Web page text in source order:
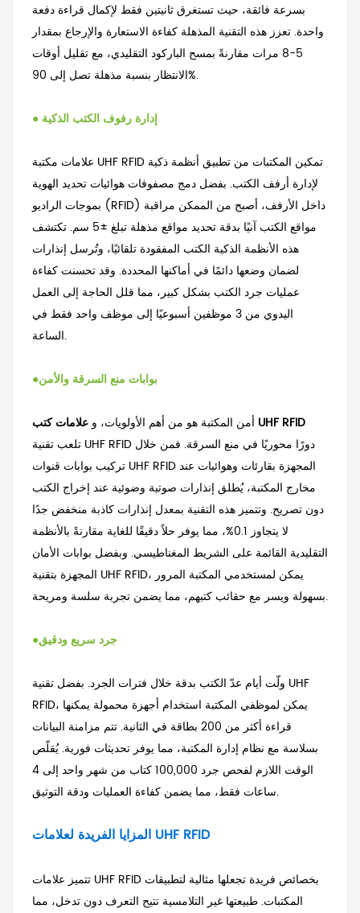
بسرعة فائقة، حيث تستغرق ثانيتين فقط لإكمال قراءة دفعة
واحدة. تعزز هذه التقنية المذهلة كفاءة الاستعارة والإرجاع بمقدار
5-8 مرات مقارنةً بمسح الباركود التقليدي، مع تقليل أوقات
الانتظار بنسبة مذهلة تصل إلى 90%.
● إدارة رفوف الكتب الذكية
علامات مكتبة UHF RFID
لإدارة أرفف الكتب. بفضل دمج مصفوفات هوائيات تحديد الهوية
بموجات الراديو (RFID) داخل الأرفف، أصبح من الممكن مراقبة
مواقع الكتب آنيًا بدقة تحديد مواقع مذهلة تبلغ ±5 سم. تكتشف
هذه الأنظمة الذكية الكتب المفقودة تلقائيًا، وتُرسل إنذارات
لضمان وضعها دائمًا في أماكنها المحددة. وقد تحسنت كفاءة
عمليات جرد الكتب بشكل كبير، مما قلل الحاجة إلى العمل
اليدوي من 3 موظفين أسبوعيًا إلى موظف واحد فقط في
الساعة.
●بوابات منع السرقة والأمن
أمن المكتبة هو من أهم الأولويات، و علامات كتب UHF RFID
تلعب تقنية UHF RFID دورًا محوريًا في منع السرقة. فمن خلال
تركيب بوابات قنوات UHF RFID المجهزة بقارئات وهوائيات عند
مخارج المكتبة، يُطلق إنذارات صوتية وضوئية عند إخراج الكتب
دون تصريح. وتتميز هذه التقنية بمعدل إنذارات كاذبة منخفض جدًا
لا يتجاوز 0.1%، مما يوفر حلاً دقيقًا للغاية مقارنةً بالأنظمة
التقليدية القائمة على الشريط المغناطيسي. وبفضل بوابات الأمان
المجهزة بتقنية UHF RFID، يمكن لمستخدمي المكتبة المرور
بسهولة ويسر مع حقائب كتبهم، مما يضمن تجربة سلسة ومريحة.
●جرد سريع ودقيق
ولّت أيام عدّ الكتب بدقة خلال فترات الجرد. بفضل تقنية UHF
RFID، يمكن لموظفي المكتبة استخدام أجهزة محمولة يمكنها
قراءة أكثر من 200 بطاقة في الثانية. تتم مزامنة البيانات
بسلاسة مع نظام إدارة المكتبة، مما يوفر تحديثات فورية. يُقلّص
الوقت اللازم لفحص جرد 100,000 كتاب من شهر واحد إلى 4
ساعات فقط، مما يضمن كفاءة العمليات ودقة التوثيق.
المزايا الفريدة لعلامات UHF RFID
تتميز علامات UHF RFID بخصائص فريدة تجعلها مثالية لتطبيقات
المكتبات. طبيعتها غير التلامسية تتيح التعرف دون تدخل، مما